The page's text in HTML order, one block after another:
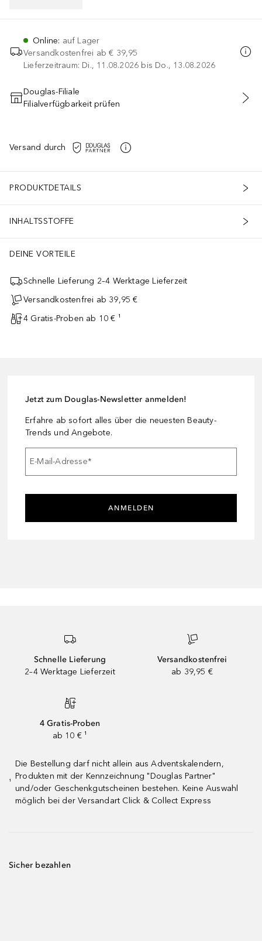
Online: auf Lager
Versandkostenfrei ab € 39,95
Lieferzeitraum: Di., 11.08.2026 bis Do., 13.08.2026
IN DEN WARENKORB
Douglas-Filiale
Filialverfügbarkeit prüfen
Versand durch
PRODUKTDETAILS
INHALTSSTOFFE
DEINE VORTEILE
Schnelle Lieferung 2–4 Werktage Lieferzeit
Versandkostenfrei ab 39,95 €
4 Gratis-Proben ab 10 € ¹
Jetzt zum Douglas-Newsletter anmelden!
Erfahre ab sofort alles über die neuesten Beauty-
Trends und Angebote.
E-Mail-Adresse*
ANMELDEN
Schnelle Lieferung
2–4 Werktage Lieferzeit
Versandkostenfrei
ab 39,95 €
4 Gratis-Proben
ab 10 € ¹
¹
Die Bestellung darf nicht allein aus Adventskalendern,
Produkten mit der Kennzeichnung "Douglas Partner"
und/oder Geschenkgutscheinen bestehen. Keine Auswahl
möglich bei der Versandart Click & Collect Express
Sicher bezahlen